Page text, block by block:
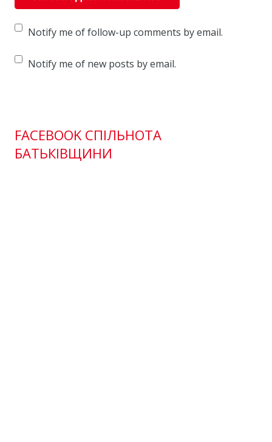
Notify me of follow-up comments by email.
Notify me of new posts by email.
FACEBOOK СПІЛЬНОТА
БАТЬКІВЩИНИ